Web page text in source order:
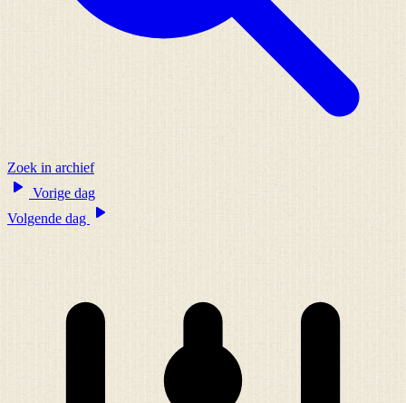
Zoek in archief
Vorige dag
Volgende dag